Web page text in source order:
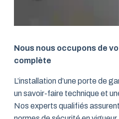
Nous nous occupons de
complète
L’installation d’une porte de
un savoir-faire technique et
Nos experts qualifiés